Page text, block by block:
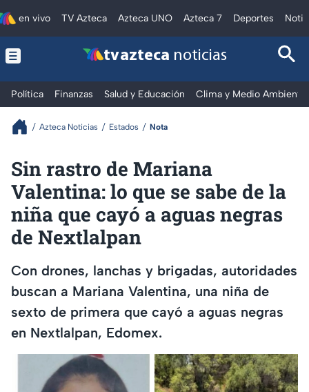
en vivo TV Azteca Azteca UNO Azteca 7 Deportes
tv azteca noticias
Política Finanzas Salud y Educación Clima y Medio Ambiente
Azteca Noticias Estados Nota
Sin rastro de Mariana
Valentina: lo que se sabe de la
niña que cayó a aguas negras
de Nextlalpan
Con drones, lanchas y brigadas, autoridades
buscan a Mariana Valentina, una niña de
sexto de primera que cayó a aguas negras
en Nextlalpan, Edomex.